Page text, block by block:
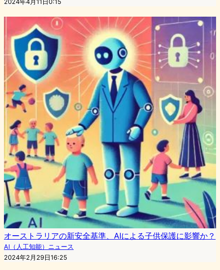
2024年4月11日0:15
オーストラリアの新安全基準、AIによる子供保護に影響か？
AI（人工知能）ニュース
2024年2月29日16:25